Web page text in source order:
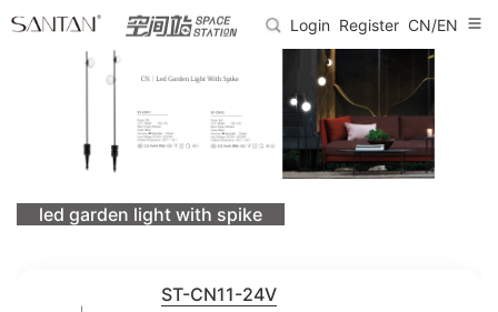
Login Register CN/EN
led garden light with spike
ST-CN11-24V